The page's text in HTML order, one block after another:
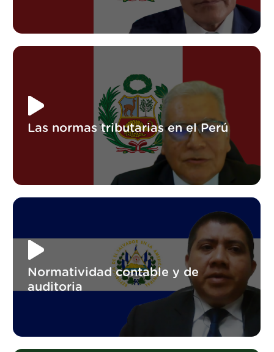
Las normas tributarias en el Perú
Normatividad contable y de
auditoria